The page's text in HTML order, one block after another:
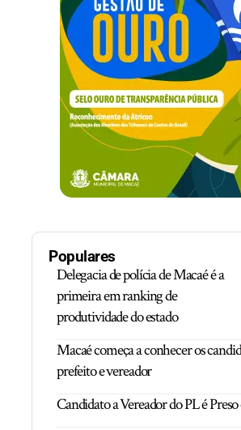
Populares
Delegacia de polícia de Macaé é a
primeira em ranking de
produtividade do estado
Macaé começa a conhecer os
prefeito e vereador
Candidato a Vereador do PL é